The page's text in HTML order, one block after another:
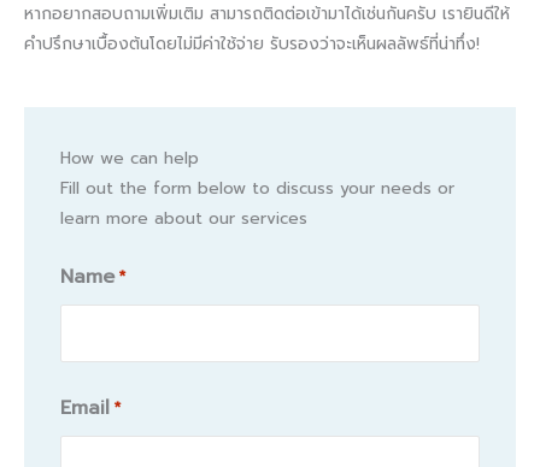
หากอยากสอบถามเพิ่มเติม สามารถติดต่อเข้ามาได้เช่นกันครับ เรายินดีให้
คำปรึกษาเบื้องต้นโดยไม่มีค่าใช้จ่าย รับรองว่าจะเห็นผลลัพธ์ที่น่าทึ่ง!
How we can help
Fill out the form below to discuss your needs or
learn more about our services
Name *
Name
Email *